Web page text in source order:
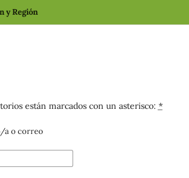
y Región
están marcados con un asterisco: *
a o correo